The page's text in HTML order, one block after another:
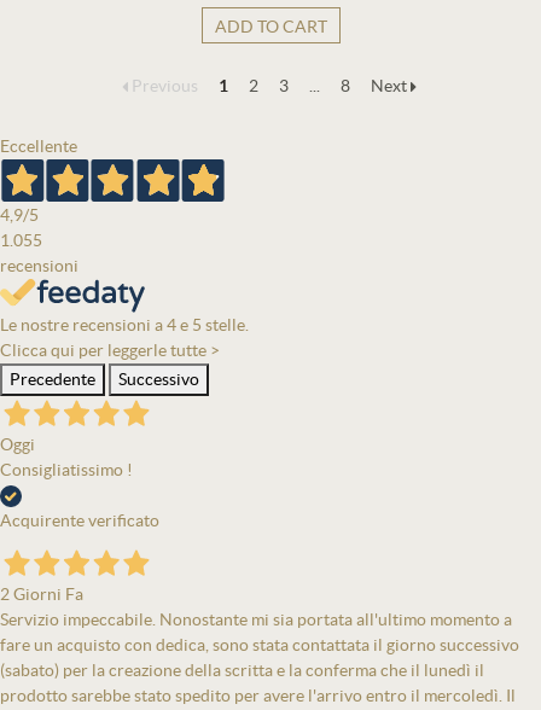
ADD TO CART
Previous 1 2 3 8 Next
Eccellente
4,9/5
1.055
recensioni
Le nostre recensioni a 4 e 5 stelle.
Clicca qui per leggerle tutte >
Precedente
Successivo
Oggi
Consigliatissimo !
Acquirente verificato
2 Giorni Fa
Servizio impeccabile. Nonostante mi sia portata all'ultimo momento a
fare un acquisto con dedica, sono stata contattata il giorno successivo
(sabato) per la creazione della scritta e la conferma che il lunedì il
prodotto sarebbe stato spedito per avere l'arrivo entro il mercoledì. Il